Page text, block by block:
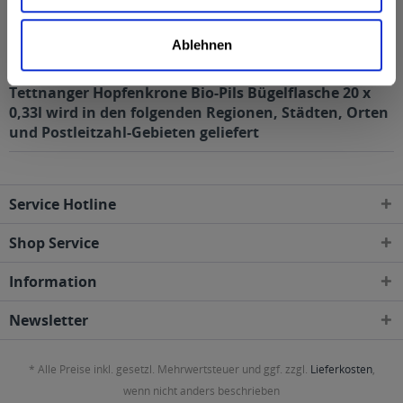
Ablehnen
Alkoholgehalt
Tettnanger Hopfenkrone Bio-Pils Bügelflasche 20 x
0,33l wird in den folgenden Regionen, Städten, Orten
und Postleitzahl-Gebieten geliefert
Service Hotline
Shop Service
Information
Newsletter
* Alle Preise inkl. gesetzl. Mehrwertsteuer und ggf. zzgl. Lieferkosten,
wenn nicht anders beschrieben